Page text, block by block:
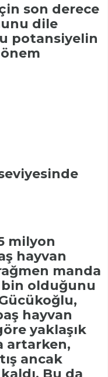
son derece
dile
potansiyelin
milyon
hayvan
manda
bin olduğunu
hayvan
yaklaşık
artarken,
ancak